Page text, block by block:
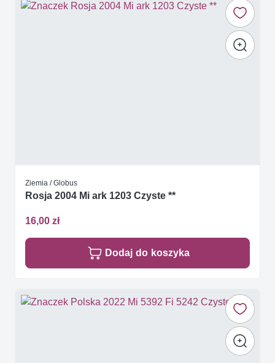
Ziemia / Globus
Rosja 2004 Mi ark 1203 Czyste **
16,00 zł
Dodaj do koszyka